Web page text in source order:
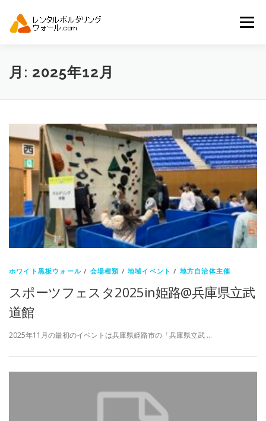
メニュー
トップ 自動見積り
月: 2025年12月
ホワイト黒板ウォール / 会場種類 /地域イベント / 地方自治体主催
スポーツフェスタ2025in姫路@兵庫県立武
道館
2025年11月の最初のイベントは兵庫県姫路市の「兵庫県立武 …